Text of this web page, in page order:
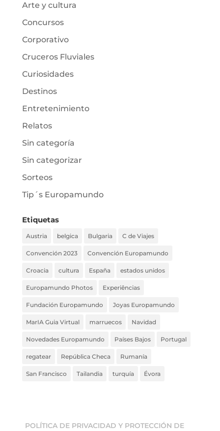
Arte y cultura
Concursos
Corporativo
Cruceros Fluviales
Curiosidades
Destinos
Entretenimiento
Relatos
Sin categoría
Sin categorizar
Sorteos
Tip´s Europamundo
Etiquetas
Austria belgica Bulgaria C de Viajes
Convención 2023 Convención Europamundo
Croacia cultura España estados unidos
Europamundo Photos Experiências
Fundación Europamundo Joyas Europamundo
MarIA Guia Virtual marruecos Navidad
Novedades Europamundo Países Bajos Portugal
regatear República Checa Rumanía
San Francisco Tailandia turquía Évora
POLÍTICA DE PRIVACIDAD Y PROTECCIÓN DE